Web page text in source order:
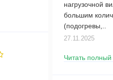
нагрузочной
большим
(подогревы,..
27.11.2025
Читать полный